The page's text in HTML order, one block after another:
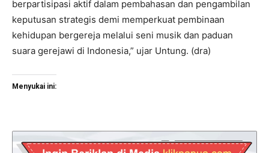
berpartisipasi aktif dalam pembahasan dan pengambilan
keputusan strategis demi memperkuat pembinaan
kehidupan bergereja melalui seni musik dan paduan
suara gerejawi di Indonesia,” ujar Untung. (dra)
Menyukai ini: